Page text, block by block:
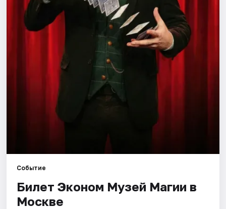
Событие
Билет Эконом Музей Магии в
Москве